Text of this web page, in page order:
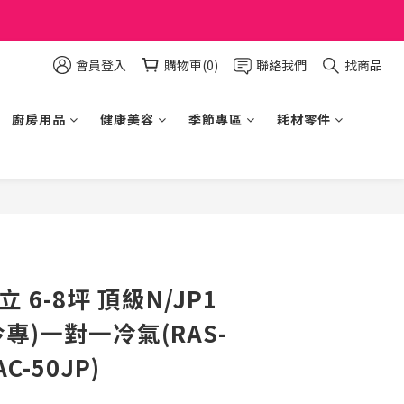
會員登入 購物車(0) 聯絡我們 找商品
廚房用品 健康美容 季節專區
耗材零件
6-8坪 頂級N/JP1
)一對一冷氣(RAS-
50JP)